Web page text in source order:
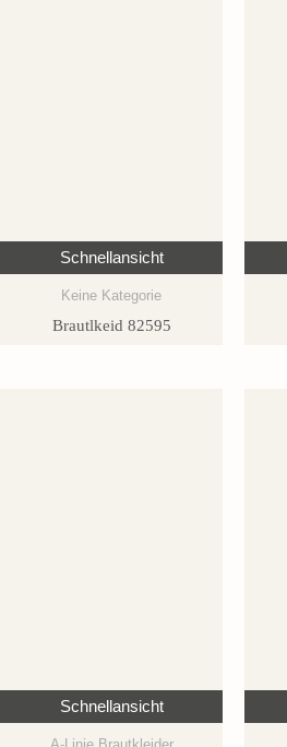
Schnellansicht
Keine Kategorie
Brautlkeid 82595
Schnellansicht